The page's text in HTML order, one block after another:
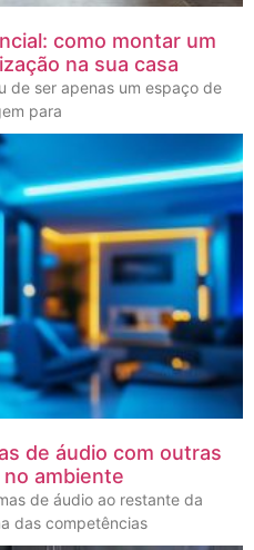
como montar um
na sua casa
de ser apenas um espaço de
para
de áudio com outras
ambiente
de áudio ao restante da
das competências